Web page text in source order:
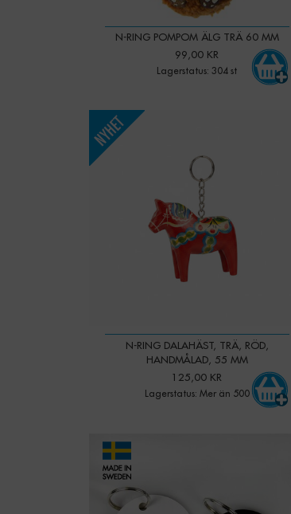
N-RING POMPOM ÄLG TRÄ 60 MM
99,00 KR
Lagerstatus: 304 st
N-RING DALAHÄST, TRÄ, RÖD,
HANDMÅLAD, 55 MM
125,00 KR
Lagerstatus: Mer än 500
Qty: -
Qty: